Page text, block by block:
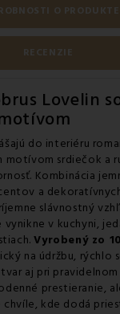
O PRODUKTE
RECENZIE
Lovelin
do interiéru
motívom srdiečok a
Kombinácia
a
slávnostný
vynikne v kuchyni,
Vyrobený zo
na údržbu, rýchlo
aj pri
prestieranie,
kde dodá